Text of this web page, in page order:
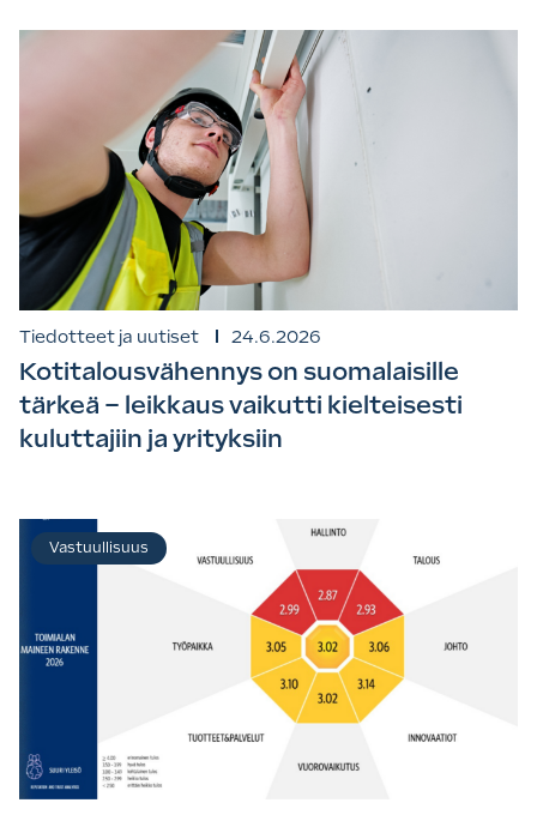
Tiedotteet ja uutiset 24.6.2026
Kotitalousvähennys on suomalaisille
tärkeä – leikkaus vaikutti kielteisesti
kuluttajiin ja yrityksiin
Vastuullisuus